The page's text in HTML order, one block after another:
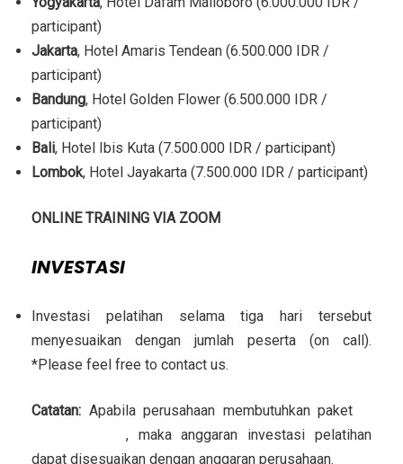
participant)
Jakarta, Hotel Amaris Tendean (6.500.000 IDR /
participant)
Bandung, Hotel Golden Flower (6.500.000 IDR /
participant)
Bali, Hotel Ibis Kuta (7.500.000 IDR / participant)
Lombok, Hotel Jayakarta (7.500.000 IDR / participant)
ONLINE TRAINING VIA ZOOM
INVESTASI
Investasi pelatihan selama tiga hari tersebut
menyesuaikan dengan jumlah peserta (on call).
*Please feel free to contact us.
Catatan: Apabila perusahaan membutuhkan paket
, maka anggaran investasi pelatihan
dapat disesuaikan dengan anggaran perusahaan.